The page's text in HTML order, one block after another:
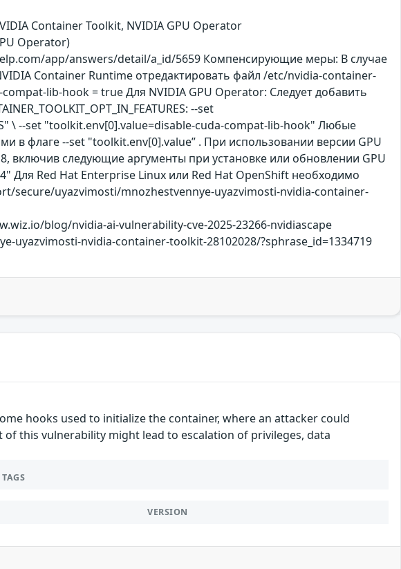
Container Toolkit, NVIDIA GPU Operator
Operator)
app/answers/detail/a_id/5659 Компенсирующие меры: В случае
Container Runtime отредактировать файл /etc/nvidia-container-
lib-hook = true Для NVIDIA GPU Operator: Следует добавить
--set
\ --set "toolkit.env[0].value=disable-cuda-compat-lib-hook" Любые
в флаге --set "toolkit.env[0].value” . При использовании версии GPU
включив следующие аргументы при установке или обновлении GPU
Red Hat Enterprise Linux или Red Hat OpenShift необходимо
secure/uyazvimosti/mnozhestvennye-uyazvimosti-nvidia-container-
blog/nvidia-ai-vulnerability-cve-2025-23266-nvidiascape
nvidia-container-toolkit-28102028/?sphrase_id=1334719
hooks used to initialize the container, where an attacker could
this vulnerability might lead to escalation of privileges, data
TAGS
VERSION